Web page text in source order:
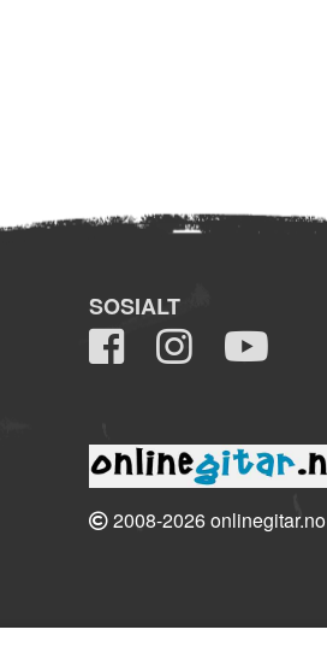
SOSIALT
2008-2026 onlinegitar.no